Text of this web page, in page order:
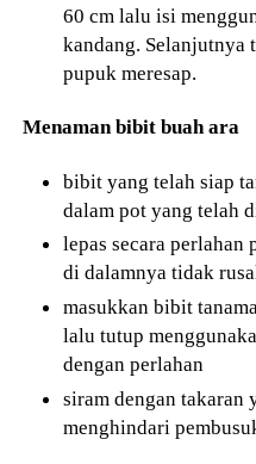
60 cm lalu isi
kandang. Selanjutnya
pupuk meresap.
Menaman bibit buah ara
bibit yang telah siap
dalam pot yang telah
lepas secara
di dalamnya tidak
masukkan bibit
lalu tutup
dengan perlahan
siram dengan takaran
menghindari